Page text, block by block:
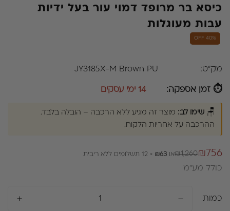
כיסא בר מרופד דמוי עור בעל ידיות
עבות מעוגלות
40% OFF
מק"ט: JY3185X-M Brown PU
⏱ זמן אספקה: 14 ימי עסקים
🪑 שימו לב: מוצר זה מגיע ללא הרכבה – הובלה בלבד.
ההרכבה על אחריות הלקוח.
מחיר
מבצע
₪756
מחיר
רגיל
₪1,260או ₪63 × 12 תשלומים ללא ריבית
כולל מע״מ
כמות